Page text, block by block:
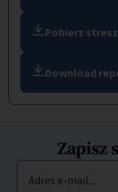
Pobierz
Download
Zapisz
Adres e-mail...